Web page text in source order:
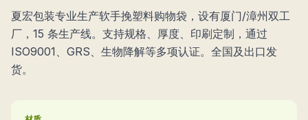
夏宏包装专业生产软手挽塑料购物袋，设有厦门/漳州双工
厂，15 条生产线。支持规格、厚度、印刷定制，通过
ISO9001、GRS、生物降解等多项认证。全国及出口发
货。